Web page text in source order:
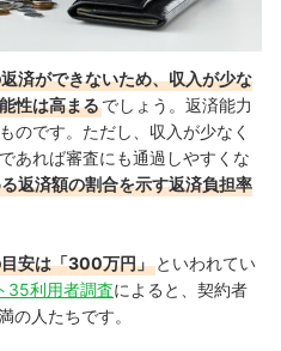
済ができないため、収入が少な
性は高まるでしょう。返済能力
のです。 ただし、収入が少なく
あれば審査にも通過しやすくな
返済額の割合を示す返済負担率
安は「300万円」 といわれてい
35利用者調査によると、契約者
の人たちです。